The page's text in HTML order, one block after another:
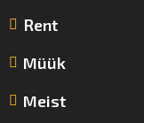
Rent
Müük
Meist